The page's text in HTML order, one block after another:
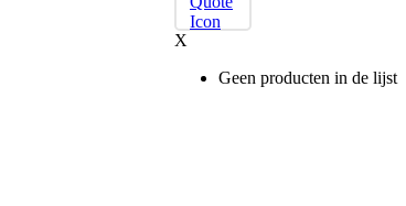
X
Geen producten in de lijst